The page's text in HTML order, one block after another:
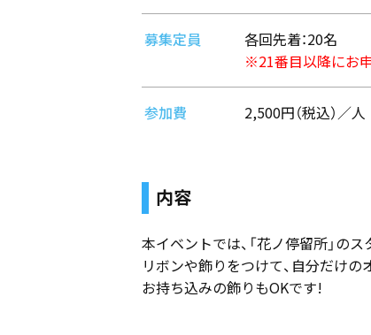
募集定員
各回先着：20名
※21番目以降にお
参加費 2,500円（税込）／人
内容
本イベントでは、「花ノ停留所」の
リボンや飾りをつけて、自分だけ
お持ち込みの飾りもOKです!